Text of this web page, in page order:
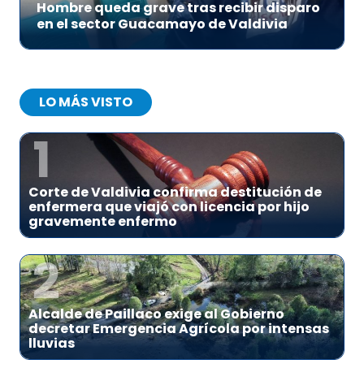
Hombre queda grave tras recibir disparo
en el sector Guacamayo de Valdivia
LO MÁS VISTO
1
Corte de Valdivia confirma destitución de
enfermera que viajó con licencia por hijo
gravemente enfermo
2
Alcalde de Paillaco exige al Gobierno
decretar Emergencia Agrícola por intensas
lluvias